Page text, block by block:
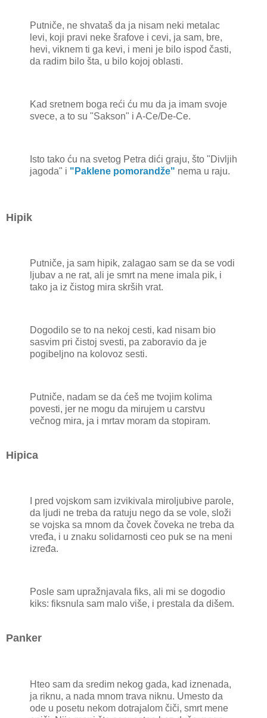
Putniče, ne shvataš da ja nisam neki metalac
levi, koji pravi neke šrafove i cevi, ja sam, bre,
hevi, viknem ti ga kevi, i meni je bilo ispod časti,
da radim bilo šta, u bilo kojoj oblasti.
Kad sretnem boga reći ću mu da ja imam svoje
svece, a to su "Sakson" i A-Ce/De-Ce.
Isto tako ću na svetog Petra dići graju, što "Divljih
jagoda" i "Paklene pomorandže" nema u raju.
Hipik
Putniče, ja sam hipik, zalagao sam se da se vodi
ljubav a ne rat, ali je smrt na mene imala pik, i
tako ja iz čistog mira skrših vrat.
Dogodilo se to na nekoj cesti, kad nisam bio
sasvim pri čistoj svesti, pa zaboravio da je
pogibeljno na kolovoz sesti.
Putniče, nadam se da ćeš me tvojim kolima
povesti, jer ne mogu da mirujem u carstvu
večnog mira, ja i mrtav moram da stopiram.
Hipica
I pred vojskom sam izvikivala miroljubive parole,
da ljudi ne treba da ratuju nego da se vole, složi
se vojska sa mnom da čovek čoveka ne treba da
vređa, i u znaku solidarnosti ceo puk se na meni
izređa.
Posle sam upražnjavala fiks, ali mi se dogodio
kiks: fiksnula sam malo više, i prestala da dišem.
Panker
Hteo sam da sredim nekog gada, kad iznenada,
ja riknu, a nada mnom trava niknu. Umesto da
ode u posetu nekom dotrajalom čiči, smrt mene